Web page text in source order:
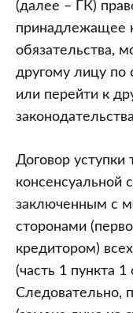
получил
от
кредитора
кредитор)
подготовке
к
заключению
между
кредитором
и
(далее – ГК)
принадлежащее
обязательства,
другому лицу по
или перейти к
Договор уступки
консенсуальной
заключенным с
сторонами
кредитором)
(часть 1 пункта 1
Следовательно,